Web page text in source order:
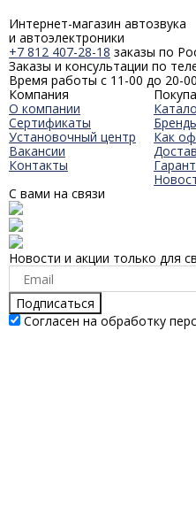
Интернет-магазин автозвука
и автоэлектроники
+7 812 407-28-18 заказы по
Заказы и консультации по
Время работы с 11-00 до 20-00
Компания
О компании
Сертификаты
Установочный центр
Вакансии
Контакты
Как
С вами на связи
Новости и акции только для
Подписаться
Согласен на обработку